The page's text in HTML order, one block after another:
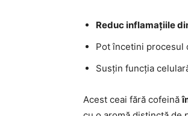
Reduc inflamațiile
Pot încetini procesul
Susțin funcția
Acest ceai fără cofeină